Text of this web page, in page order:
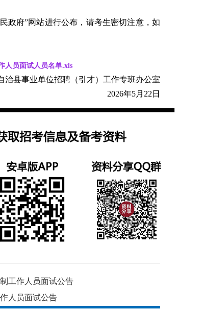
政府”网站进行公布，请考生密切注意，如
人员面试人员名单.xls
治县事业单位招聘（引才）工作专班办公室
2026年5月22日
工作人员面试公告
人员面试公告